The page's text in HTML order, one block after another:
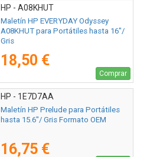
HP - A08KHUT
Maletín HP EVERYDAY Odyssey
A08KHUT para Portátiles hasta 16"/
Gris
18,50 €
Comprar
HP - 1E7D7AA
Maletín HP Prelude para Portátiles
hasta 15.6"/ Gris Formato OEM
16,75 €